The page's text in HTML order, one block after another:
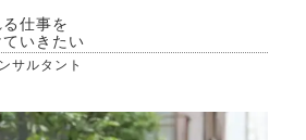
仕事を
いきたい
サルタント